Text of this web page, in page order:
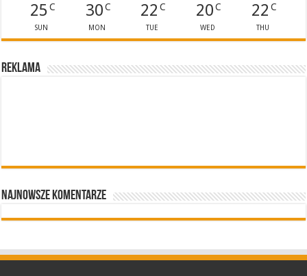
25C
SUN
30C
MON
22 C
TUE
20C
WED
22 C
THU
Reklama
Najnowsze komentarze